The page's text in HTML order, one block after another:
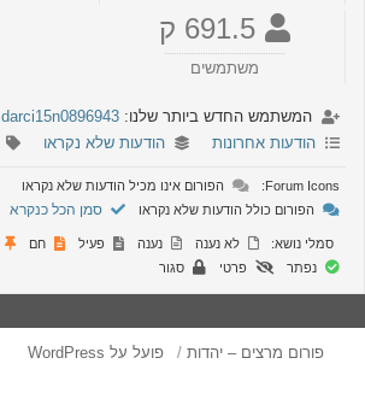
691.5 ק
משתמשים
המשתמש החדש ביותר שלנו: darci15n0896943
הודעות אחרונות
הודעות שלא נקראו
Forum Icons:
הפורום אינו מכיל הודעות שלא נקראו
הפורום כולל הודעות שלא נקראו
סמן הכל כנקרא
סמלי נושא: לא נענה נענה פעיל חם
נפתר
פרטי סגור
פורום מרצים – יהדות פועל על WordPress